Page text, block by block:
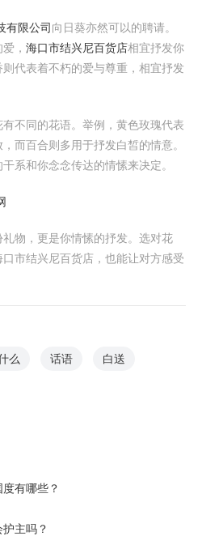
有限公司 向日葵亦然可以的聘请。
， 海口市结兴尼百货店相宜抒发你
代表着不朽的爱与尊重，相宜抒发
不同的花语。举例，黄色玫瑰代表
而百合则多用于抒发白皙的情意。
系和你念念传达的情愫来决定。
物，更是你情愫的抒发。选对花
市结兴尼百货店，也能让对方感受
么 话语 白送
有哪些？
主吗？